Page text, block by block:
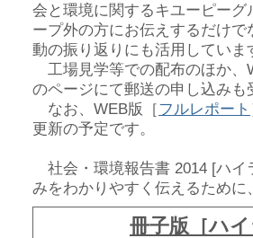
会と環境に関するキユーピー
ープ外の方にお伝えするだけ
動の振り返りにも活用していま
工場見学等での配布のほか、
のページにて郵送の申し込みも
なお、WEB版［フルレポート
更新の予定です。
社会・環境報告書 2014 [ハイ
みをわかりやすく伝えるため
冊子版［ハ